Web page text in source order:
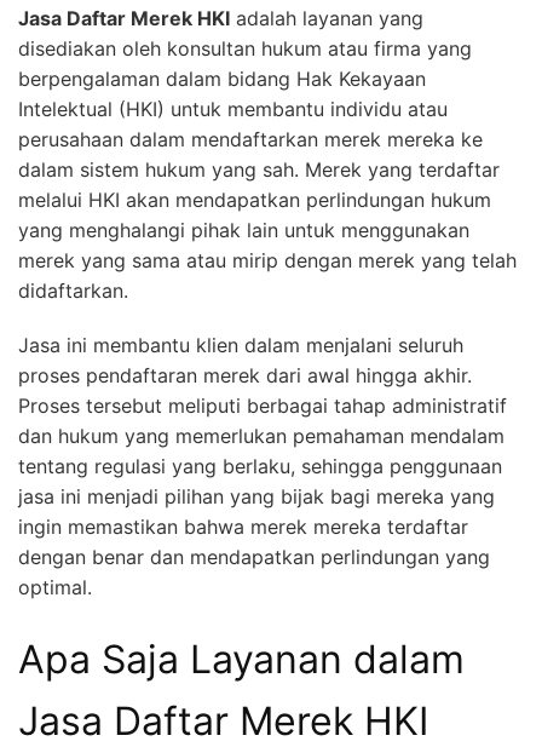
Jasa Daftar Merek HKI adalah layanan yang
disediakan oleh konsultan hukum atau firma yang
berpengalaman dalam bidang Hak Kekayaan
Intelektual (HKI) untuk membantu individu atau
perusahaan dalam mendaftarkan merek mereka ke
dalam sistem hukum yang sah. Merek yang terdaftar
melalui HKI akan mendapatkan perlindungan hukum
yang menghalangi pihak lain untuk menggunakan
merek yang sama atau mirip dengan merek yang telah
didaftarkan.
Jasa ini membantu klien dalam menjalani seluruh
proses pendaftaran merek dari awal hingga akhir.
Proses tersebut meliputi berbagai tahap administratif
dan hukum yang memerlukan pemahaman mendalam
tentang regulasi yang berlaku, sehingga penggunaan
jasa ini menjadi pilihan yang bijak bagi mereka yang
ingin memastikan bahwa merek mereka terdaftar
dengan benar dan mendapatkan perlindungan yang
optimal.
Apa Saja Layanan dalam
Jasa Daftar Merek HKI